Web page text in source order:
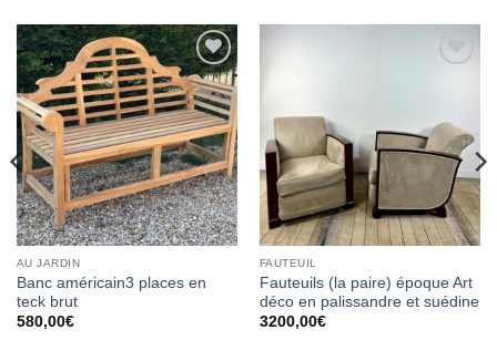
Ajouter
à la
wishlist
AU JARDIN
Banc américain3 places en
teck brut
580,00€
FAUTEUIL
Fauteuils (la paire) époque Art
déco en palissandre et suédine
3200,00€